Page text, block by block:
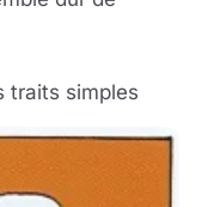
traits simples